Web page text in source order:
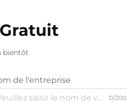
bientôt.
de l'entreprise
0/200